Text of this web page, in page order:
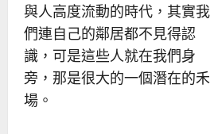
與人高度流動的時代，其實我
們連自己的鄰居都不見得認
識，可是這些人就在我們身
旁，那是很大的一個潛在的禾
場。